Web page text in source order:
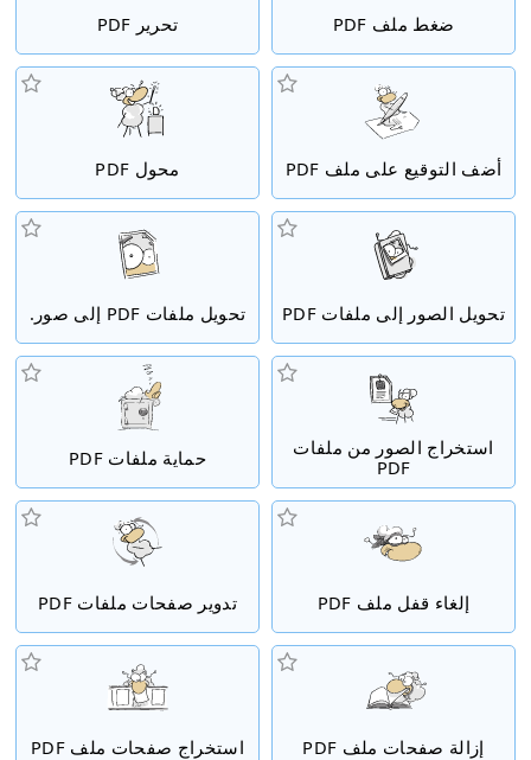
ضغط ملف PDF تحرير PDF
أضف التوقيع على ملف PDF محول PDF
تحويل الصور إلى ملفات PDF تحويل ملفات PDF إلى صور.
استخراج الصور من ملفات
PDF
حماية ملفات PDF
إلغاء قفل ملف PDF تدوير صفحات ملفات PDF
إزالة صفحات ملف PDF استخراج صفحات ملف PDF